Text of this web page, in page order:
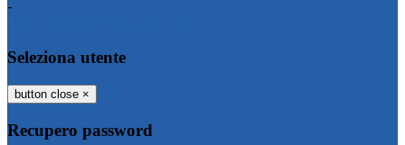
-
Seleziona utente
button close ×
Recupero password